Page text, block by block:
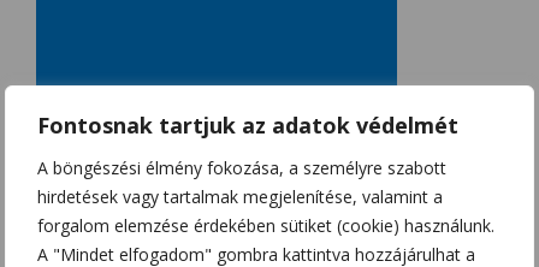
Fontosnak tartjuk az adatok védelmét
A böngészési élmény fokozása, a személyre szabott
hirdetések vagy tartalmak megjelenítése, valamint a
forgalom elemzése érdekében sütiket (cookie) használunk.
A "Mindet elfogadom" gombra kattintva hozzájárulhat a